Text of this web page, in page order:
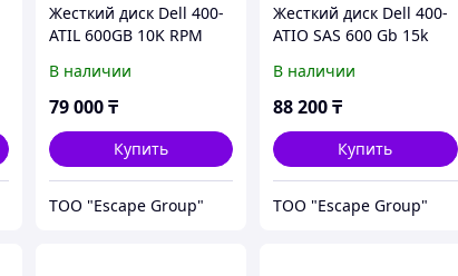
Жесткий диск Dell 400-
ATIL 600GB 10K RPM
Hot-plug Hard Drive,
3.5in HYB CARR,CK, 14G
В наличии
79 000₸
Купить
ТОО "Escape Group"
Жесткий диск Dell 400-
ATIO SAS 600 Gb 15k
plug Hard Drive, 3.5 in
HYB CARR, CK, 14G
В наличии
88 200₸
Купить
ТОО "Escape Group"